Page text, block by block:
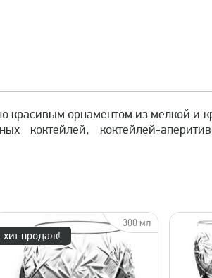
красивым орнаментом из мелкой и
коктейлей, коктейлей-
хит продаж!
300 мл